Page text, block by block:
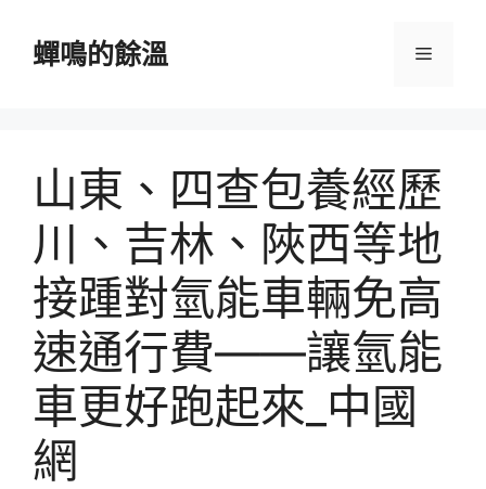
蟬鳴的餘溫 選
山東、四查包養經歷
川、吉林、陜西等地
接踵對氫能車輛免高
速通行費——讓氫能
車更好跑起來_中國
網